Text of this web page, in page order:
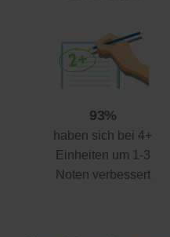
93%
haben sich bei 4+
Einheiten um 1-3
Noten verbessert